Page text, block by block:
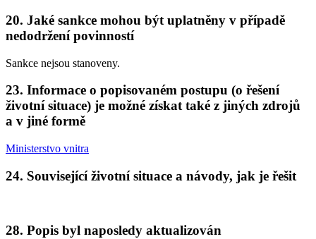
20. Jaké sankce mohou být uplatněny v případě
nedodržení povinností
Sankce nejsou stanoveny.
23. Informace o popisovaném postupu (o řešení
životní situace) je možné získat také z jiných zdrojů
a v jiné formě
Ministerstvo vnitra
24. Související životní situace a návody, jak je řešit
28. Popis byl naposledy aktualizován